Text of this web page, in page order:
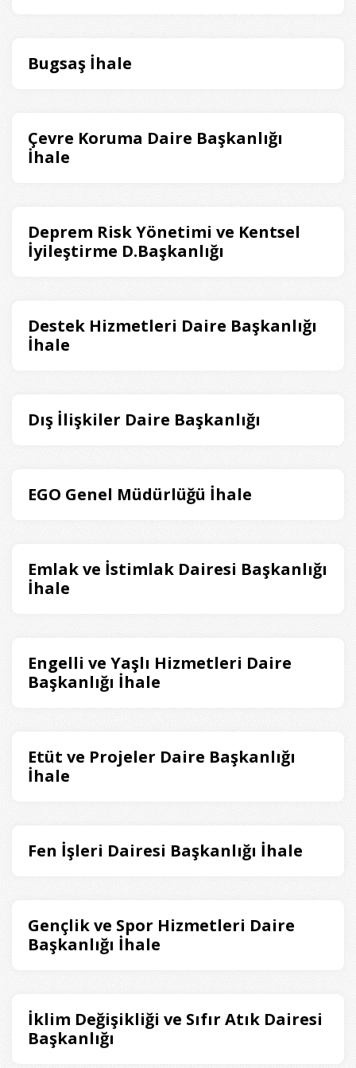
Bugsaş İhale
Çevre Koruma Daire Başkanlığı
İhale
Deprem Risk Yönetimi ve Kentsel
İyileştirme D.Başkanlığı
Destek Hizmetleri Daire Başkanlığı
İhale
Dış İlişkiler Daire Başkanlığı
EGO Genel Müdürlüğü İhale
Emlak ve İstimlak Dairesi Başkanlığı
İhale
Engelli ve Yaşlı Hizmetleri Daire
Başkanlığı İhale
Etüt ve Projeler Daire Başkanlığı
İhale
Fen İşleri Dairesi Başkanlığı İhale
Gençlik ve Spor Hizmetleri Daire
Başkanlığı İhale
İklim Değişikliği ve Sıfır Atık Dairesi
Başkanlığı